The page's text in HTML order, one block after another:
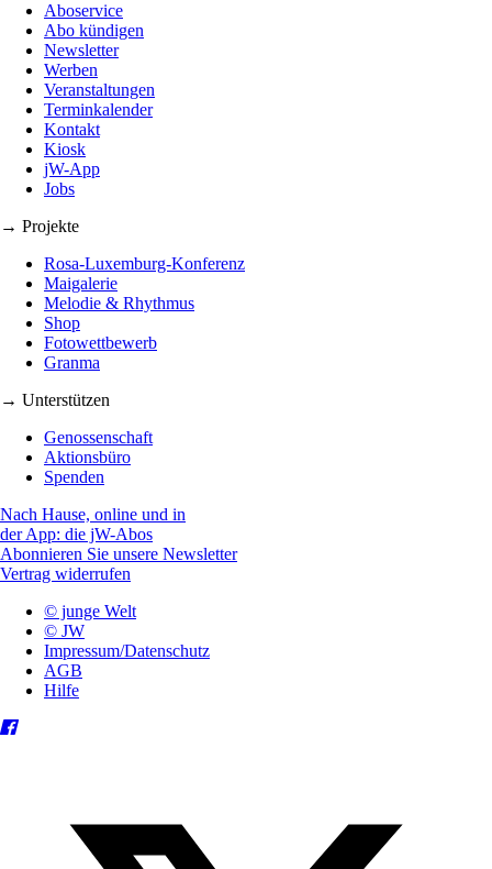
Aboservice
Abo kündigen
Newsletter
Werben
Veranstaltungen
Terminkalender
Kontakt
Kiosk
jW-App
Jobs
→ Projekte
Rosa-Luxemburg-Konferenz
Maigalerie
Melodie & Rhythmus
Shop
Fotowettbewerb
Granma
→ Unterstützen
Genossenschaft
Aktionsbüro
Spenden
Nach Hause, online und in
der App: die jW-Abos
Abonnieren Sie unsere Newsletter
Vertrag widerrufen
© junge Welt
© JW
Impressum/Datenschutz
AGB
Hilfe